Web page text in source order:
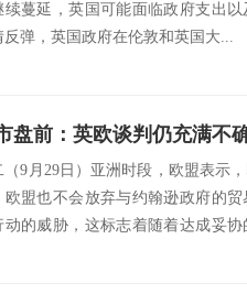
续蔓延，英国可能面临政府支出
反弹，英国政府在伦敦和英国大...
（9月29日）亚洲时段，欧盟表示
欧盟也不会放弃与约翰逊政府的
动的威胁，这标志着随着达成妥